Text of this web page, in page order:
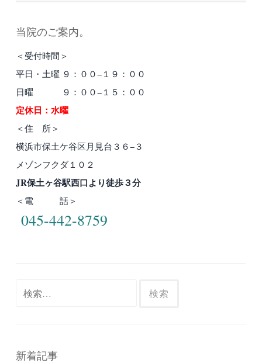
当院のご案内。
＜受付時間＞
平日・土曜 ９：００−１９：００
日曜 ９：００−１５：００
定休日：水曜
＜住 所＞
横浜市保土ケ谷区月見台３６−３
メゾンフクダ１０２
JR保土ヶ谷駅西口より徒歩３分
＜電 話＞
045-442-8759
新着記事